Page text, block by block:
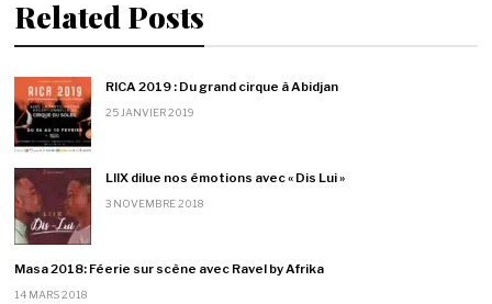
Related Posts
RICA 2019 : Du grand cirque à Abidjan
25 JANVIER 2019
LIIX dilue nos émotions avec « Dis Lui »
3 NOVEMBRE 2018
Masa 2018: Féerie sur scène avec Ravel by Afrika
14 MARS 2018